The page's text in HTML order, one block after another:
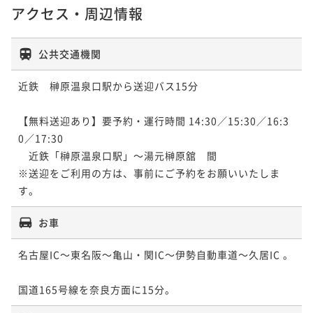
アクセス・周辺情報
公共交通機関
近鉄　榊原温泉口駅から送迎バス15分
【無料送迎あり】要予約・運行時間 14:30／15:30／16:3
0／17:30
近鉄「榊原温泉口駅」～湯元榊原舘　間
※送迎をご利用の方は、事前にご予約をお願いいたしま
す。
お車
名古屋IC～東名阪～亀山・関IC～伊勢自動車道～久居IC 。
国道165号線を奈良方面に15分。